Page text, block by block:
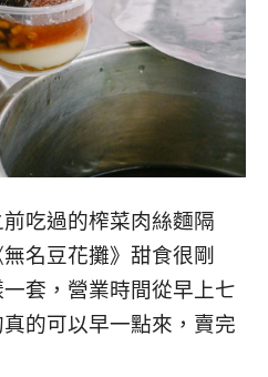
吃過的榨菜肉絲麵隔
名豆花攤》甜食很剛
套，營業時間從早上七
的可以早一點來，賣完